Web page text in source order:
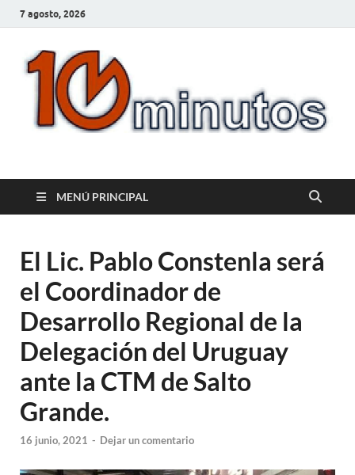
7 agosto, 2026
10minutos.com.uy
MENÚ PRINCIPAL
El Lic. Pablo Constenla será
el Coordinador de
Desarrollo Regional de la
Delegación del Uruguay
ante la CTM de Salto
Grande.
16 junio, 2021 - Dejar un comentario